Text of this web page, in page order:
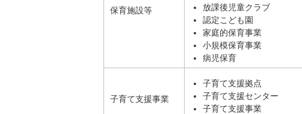
保育施設等
放課後児童クラブ
認定こども園
家庭的保育事業
小規模保育事業
病児保育
子育て支援事業
子育て支援拠点
子育て支援センター
子育て支援事業